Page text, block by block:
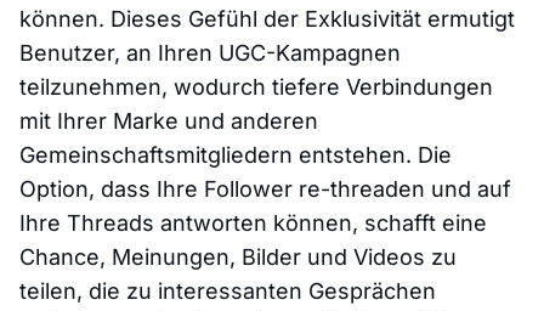
können. Dieses Gefühl der Exklusivität ermutigt
Benutzer, an Ihren UGC-Kampagnen
teilzunehmen, wodurch tiefere Verbindungen
mit Ihrer Marke und anderen
Gemeinschaftsmitgliedern entstehen. Die
Option, dass Ihre Follower re-threaden und auf
Ihre Threads antworten können, schafft eine
Chance, Meinungen, Bilder und Videos zu
teilen, die zu interessanten Gesprächen